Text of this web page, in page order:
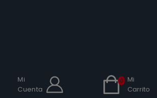
Mi
Cuenta
0
Mi
Carrito